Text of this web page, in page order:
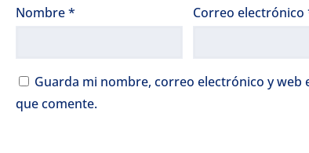
Nombre* Correo electrónico
Guarda mi nombre, correo electrónico y web
que comente.